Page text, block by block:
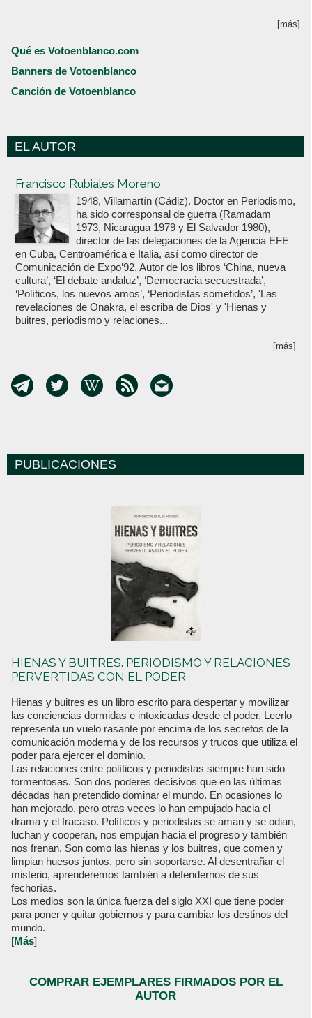
[más]
Qué es Votoenblanco.com
Banners de Votoenblanco
Canción de Votoenblanco
EL AUTOR
Francisco Rubiales Moreno
1948, Villamartín (Cádiz). Doctor en Periodismo,
ha sido corresponsal de guerra (Ramadam
1973, Nicaragua 1979 y El Salvador 1980),
director de las delegaciones de la Agencia EFE
en Cuba, Centroamérica e Italia, así como director de
Comunicación de Expo’92. Autor de los libros ‘China, nueva
cultura’, ‘El debate andaluz’, ‘Democracia secuestrada’,
‘Políticos, los nuevos amos’, ‘Periodistas sometidos’, 'Las
revelaciones de Onakra, el escriba de Dios' y 'Hienas y
buitres, periodismo y relaciones...
[más]
PUBLICACIONES
HIENAS Y BUITRES. PERIODISMO Y RELACIONES
PERVERTIDAS CON EL PODER
Hienas y buitres es un libro escrito para despertar y movilizar
las conciencias dormidas e intoxicadas desde el poder. Leerlo
representa un vuelo rasante por encima de los secretos de la
comunicación moderna y de los recursos y trucos que utiliza el
poder para ejercer el dominio.
Las relaciones entre políticos y periodistas siempre han sido
tormentosas. Son dos poderes decisivos que en las últimas
décadas han pretendido dominar el mundo. En ocasiones lo
han mejorado, pero otras veces lo han empujado hacia el
drama y el fracaso. Políticos y periodistas se aman y se odian,
luchan y cooperan, nos empujan hacia el progreso y también
nos frenan. Son como las hienas y los buitres, que comen y
limpian huesos juntos, pero sin soportarse. Al desentrañar el
misterio, aprenderemos también a defendernos de sus
fechorías.
Los medios son la única fuerza del siglo XXI que tiene poder
para poner y quitar gobiernos y para cambiar los destinos del
mundo.
[Más]
COMPRAR EJEMPLARES FIRMADOS POR EL
AUTOR